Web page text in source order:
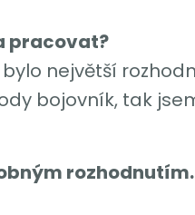
pracovat?
největší
bojovník, tak